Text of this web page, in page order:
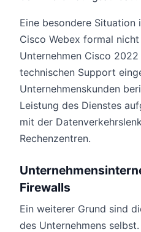
Eine besondere Situation
Cisco Webex formal
Unternehmen Cisco
technischen Support
Unternehmenskunden
Leistung des Dienstes
mit der
Rechenzentren.
Firewalls
Ein weiterer Grund sind
des Unternehmens